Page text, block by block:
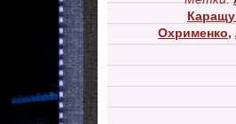
Охрименко,